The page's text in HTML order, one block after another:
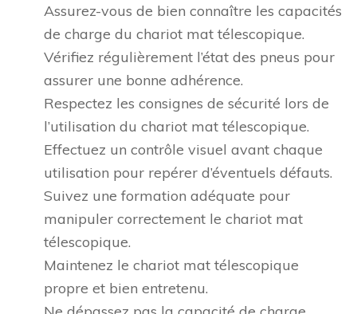
Assurez-vous de bien connaître les capacités
de charge du chariot mat télescopique.
Vérifiez régulièrement l’état des pneus pour
assurer une bonne adhérence.
Respectez les consignes de sécurité lors de
l’utilisation du chariot mat télescopique.
Effectuez un contrôle visuel avant chaque
utilisation pour repérer d’éventuels défauts.
Suivez une formation adéquate pour
manipuler correctement le chariot mat
télescopique.
Maintenez le chariot mat télescopique
propre et bien entretenu.